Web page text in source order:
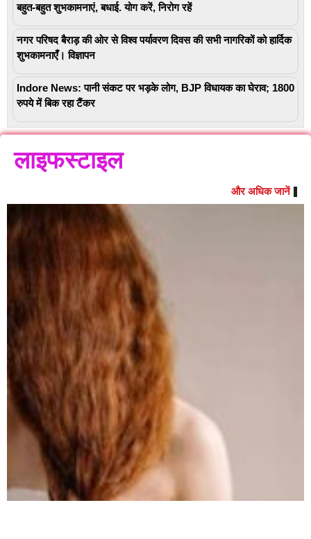
बहुत-बहुत शुभकामनाएं, बधाई. योग करें, निरोग रहें
नगर परिषद बैराड़ की ओर से विश्व पर्यावरण दिवस की सभी नागरिकों को हार्दिक
शुभकामनाएँ। विज्ञापन
Indore News: पानी संकट पर भड़के लोग, BJP विधायक का घेराव; 1800
रुपये में बिक रहा टैंकर
लाइफस्टाइल
और अधिक जानें